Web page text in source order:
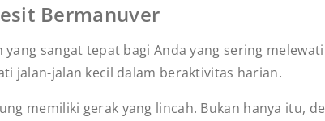
Bermanuver
sangat tepat bagi Anda yang sering
jalan-jalan kecil dalam beraktivitas harian.
memiliki gerak yang lincah. Bukan hanya itu,